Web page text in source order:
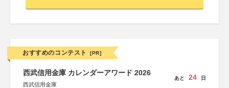
おすすめのコンテスト [PR]
西武信用金庫 カレンダーアワード 2026
西武信用金庫
あと 24 日